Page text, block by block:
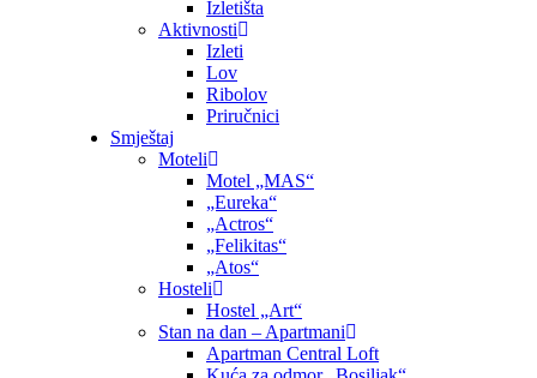
Izletišta
Aktivnosti
Izleti
Lov
Ribolov
Priručnici
Smještaj
Moteli
Motel „MAS“
„Eureka“
„Actros“
„Felikitas“
„Atos“
Hosteli
Hostel „Art“
Stan na dan – Apartmani
Apartman Central Loft